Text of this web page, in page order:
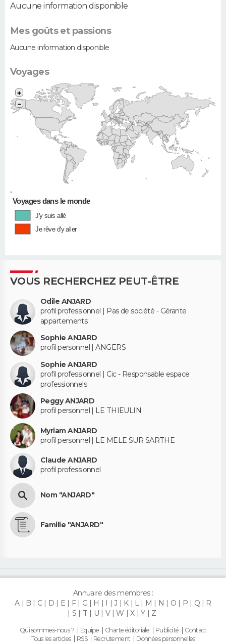
Aucune information disponible
Mes goûts et passions
Aucune information disponible
Voyages
•
+
−
Voyages dans le monde
J'y suis allé
Je rêve d'y aller
VOUS RECHERCHEZ PEUT-ÊTRE
Odile ANJARD
profil professionnel | Pas de société - Gérante
appartements
Sophie ANJARD
profil personnel | ANGERS
Sophie ANJARD
profil professionnel | Cic - Responsable espace
professionnels
Peggy ANJARD
profil personnel | LE THIEULIN
Myriam ANJARD
profil personnel | LE MELE SUR SARTHE
Claude ANJARD
profil professionnel
Nom "ANJARD"
Famille "ANJARD"
Annuaire des membres :
A
B C D E F G H J K L M N O P Q
R
S
T U V W X Y Z
Qui sommes-nous ? Equipe Charte éditoriale Publicité
Contact
Tous les articles
RSS Recrutement Données personnelles